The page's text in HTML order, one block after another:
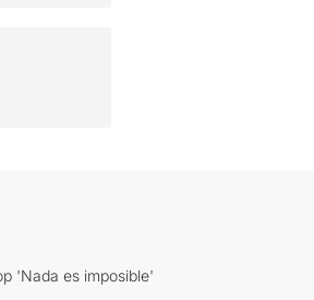
'Nada es imposible'